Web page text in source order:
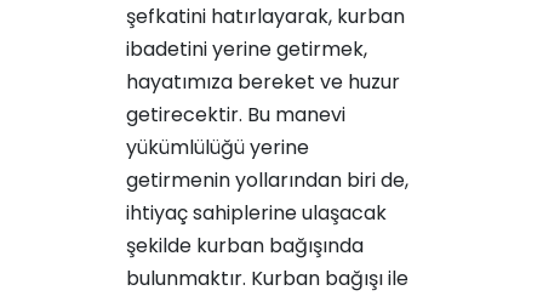
şefkatini hatırlayarak, kurban
ibadetini yerine getirmek,
hayatımıza bereket ve huzur
getirecektir. Bu manevi
yükümlülüğü yerine
getirmenin yollarından biri de,
ihtiyaç sahiplerine ulaşacak
şekilde kurban bağışında
bulunmaktır. Kurban bağışı ile